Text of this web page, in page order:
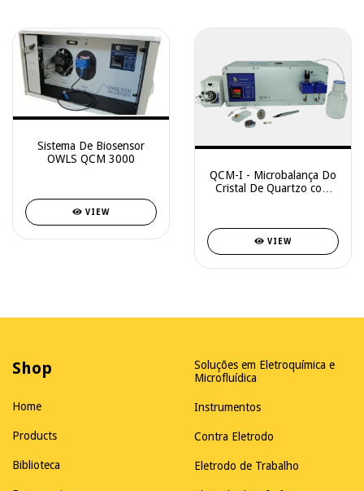
Sistema De Biosensor
OWLS QCM 3000
VIEW
QCM-I - Microbalança Do
Cristal De Quartzo com
VIEW
Shop
Home
Products
Biblioteca
Soluções em Eletroquímica e
Microfluídica
Instrumentos
Contra Eletrodo
Eletrodo de Trabalho